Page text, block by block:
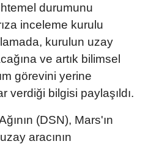
durumunu
inceleme kurulu
kurulun uzay
ve artık bilimsel
görevini yerine
verdiği bilgisi paylaşıldı.
(DSN), Mars'ın
aracının